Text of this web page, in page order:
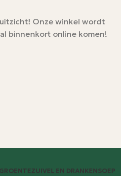
Onze winkel wordt
binnenkort online komen!
ZUIVEL EN DRANKENSOEP